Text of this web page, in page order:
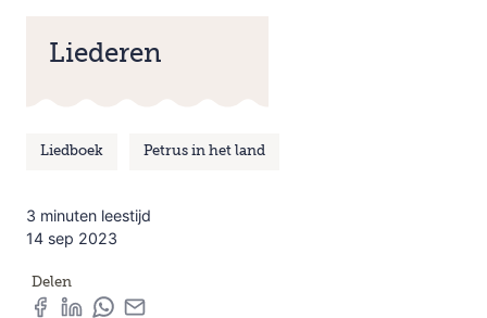
Liederen
Liedboek Petrus in het land
3 minuten leestijd
14 sep 2023
Delen